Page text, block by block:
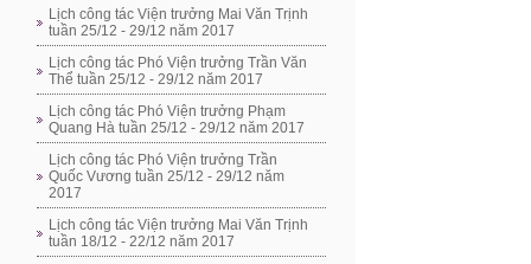
Lịch công tác Viện trưởng Mai Văn Trịnh
tuần 25/12 - 29/12 năm 2017
Lịch công tác Phó Viện trưởng Trần Văn
Thể tuần 25/12 - 29/12 năm 2017
Lịch công tác Phó Viện trưởng Phạm
Quang Hà tuần 25/12 - 29/12 năm 2017
Lịch công tác Phó Viện trưởng Trần
Quốc Vương tuần 25/12 - 29/12 năm
2017
Lịch công tác Viện trưởng Mai Văn Trịnh
tuần 18/12 - 22/12 năm 2017